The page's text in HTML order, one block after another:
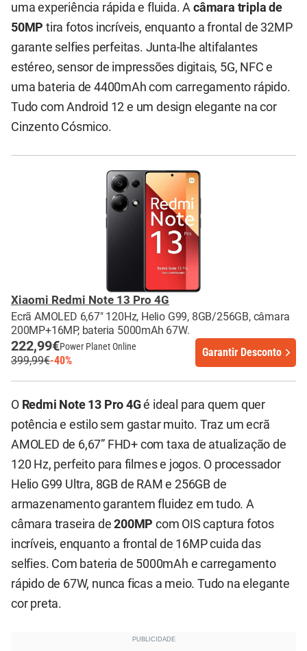
uma experiência rápida e fluida. A câmara tripla de
50MP tira fotos incríveis, enquanto a frontal de 32MP
garante selfies perfeitas. Junta-lhe altifalantes
estéreo, sensor de impressões digitais, 5G, NFC e
uma bateria de 4400mAh com carregamento rápido.
Tudo com Android 12 e um design elegante na cor
Cinzento Cósmico.
Xiaomi Redmi Note 13 Pro 4G
Ecrã AMOLED 6,67" 120Hz, Helio G99, 8GB/256GB, câmara
200MP+16MP, bateria 5000mAh 67W.
222,99€Power Planet Online
399,99€-40%
Garantir Desconto
O Redmi Note 13 Pro 4Gé ideal para quem quer
potência e estilo sem gastar muito. Traz um ecrã
AMOLED de 6,67” FHD+ com taxa de atualização de
120 Hz, perfeito para filmes e jogos. O processador
Helio G99 Ultra, 8GB de RAM e 256GB de
armazenamento garantem fluidez em tudo. A
câmara traseira de200MPcom OIS captura fotos
incríveis, enquanto a frontal de 16MP cuida das
selfies. Com bateria de 5000mAh e carregamento
rápido de 67W, nunca ficas a meio. Tudo na elegante
cor preta.